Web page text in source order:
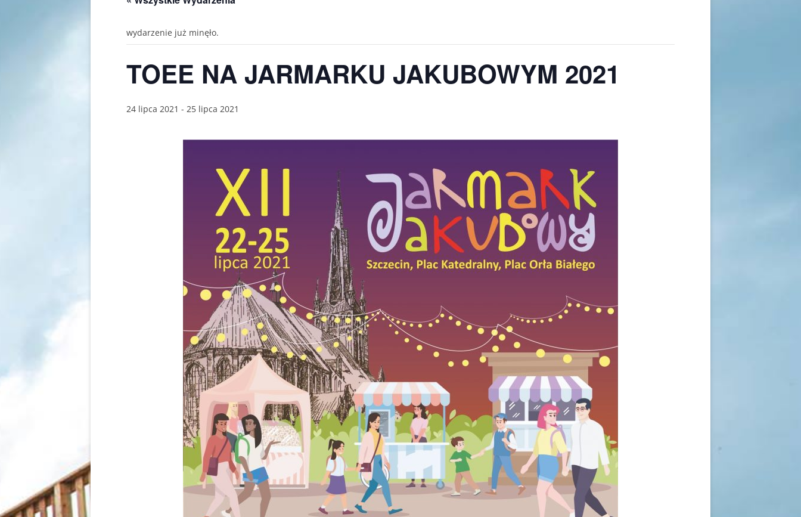
wydarzenie już minęło.
TOEE NA JARMARKU JAKUBOWYM 2021
24 lipca 2021 - 25 lipca 2021